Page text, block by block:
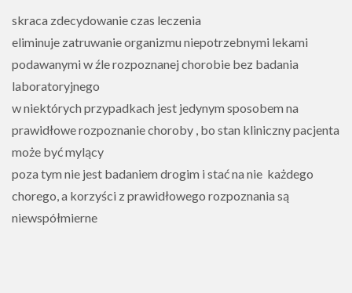
skraca zdecydowanie czas leczenia
eliminuje zatruwanie organizmu niepotrzebnymi lekami
podawanymi w źle rozpoznanej chorobie bez badania
laboratoryjnego
w niektórych przypadkach jest jedynym sposobem na
prawidłowe rozpoznanie choroby , bo stan kliniczny pacjenta
może być mylący
poza tym nie jest badaniem drogim i stać na nie każdego
chorego, a korzyści z prawidłowego rozpoznania są
niewspółmierne